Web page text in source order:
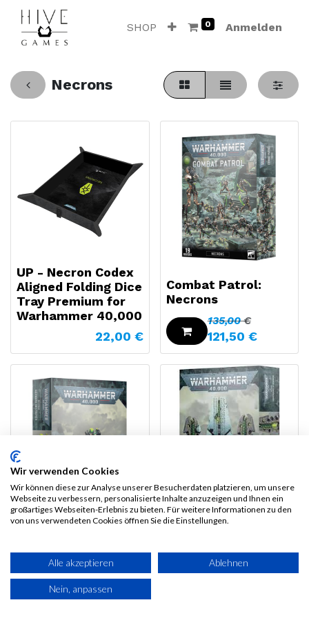
SHOP 0 Anmelden
Necrons
UP - Necron Codex
Aligned Folding Dice
Tray Premium for
Warhammer 40,000
22,00 €
Combat Patrol:
Necrons
135,00€
121,50 €
32,50€
26,00€
Necrons:
Konvergenz der
55,00€
Wir verwenden Cookies
Wir können diese zur Analyse unserer Besucherdaten platzieren, um unsere
Webseite zu verbessern, personalisierte Inhalte anzuzeigen und Ihnen ein
großartiges Webseiten-Erlebnis zu bieten. Für weitere Informationen zu den
von uns verwendeten Cookies öffnen Sie die Einstellungen.
Alle akzeptieren Ablehnen
Nein, anpassen